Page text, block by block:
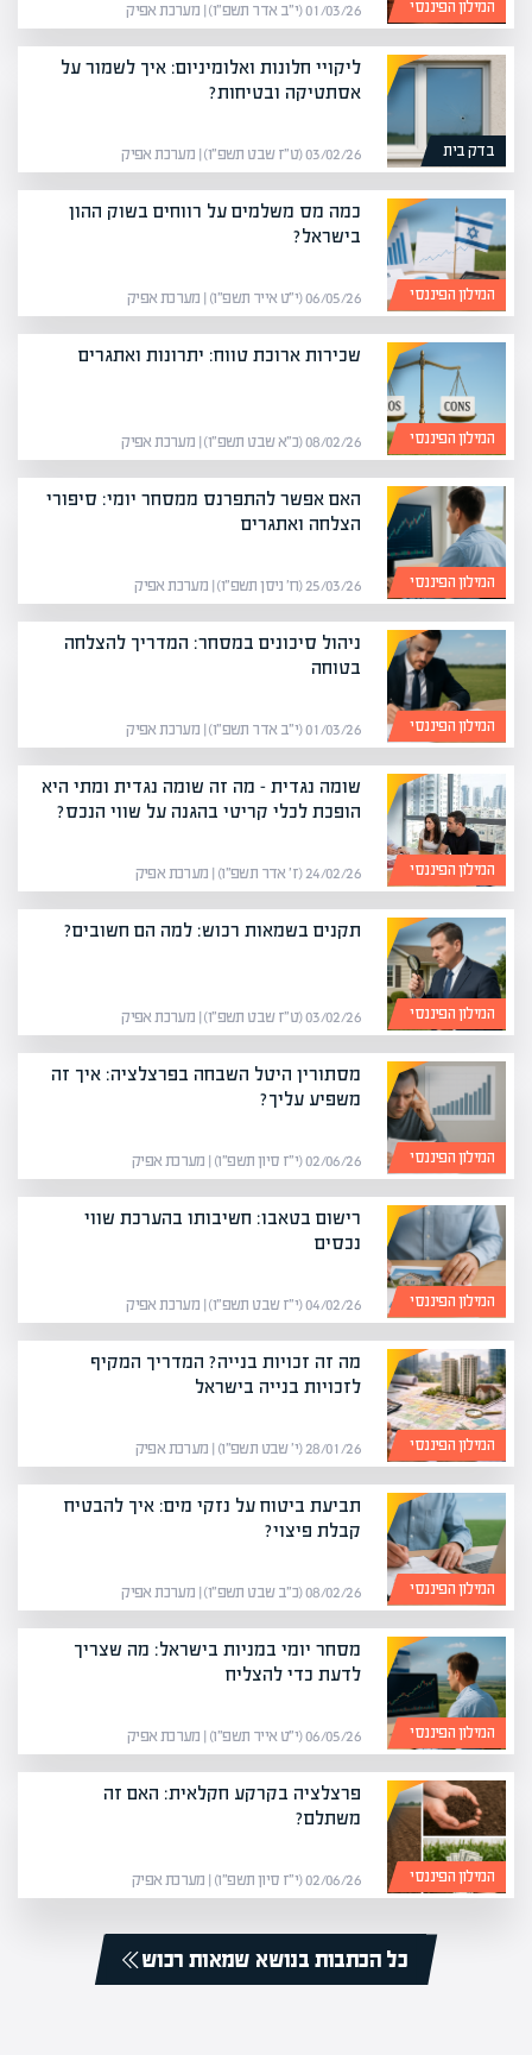
המילון הפיננסי 01/03/26 (י״ב אדר תשפ״ו) | מערכת אפיק
בדק בית
ליקויי חלונות ואלומיניום: איך לשמור על
אסתטיקה ובטיחות?
03/02/26 (ט״ז שבט תשפ״ו) | מערכת אפיק
המילון הפיננסי
כמה מס משלמים על רווחים בשוק ההון
בישראל?
06/05/26 (י״ט אייר תשפ״ו) | מערכת אפיק
המילון הפיננסי
שכירות ארוכת טווח: יתרונות ואתגרים
08/02/26 (כ״א שבט תשפ״ו) | מערכת אפיק
המילון הפיננסי
האם אפשר להתפרנס ממסחר יומי: סיפורי
הצלחה ואתגרים
25/03/26 (ח׳ ניסן תשפ״ו) | מערכת אפיק
המילון הפיננסי
ניהול סיכונים במסחר: המדריך להצלחה
בטוחה
01/03/26 (י״ב אדר תשפ״ו) | מערכת אפיק
המילון הפיננסי
שומה נגדית – מה זה שומה נגדית ומתי היא
הופכת לכלי קריטי בהגנה על שווי הנכס?
24/02/26 (ז׳ אדר תשפ״ו) | מערכת אפיק
המילון הפיננסי
תקנים בשמאות רכוש: למה הם חשובים?
03/02/26 (ט״ז שבט תשפ״ו) | מערכת אפיק
המילון הפיננסי
מסתורין היטל השבחה בפרצלציה: איך זה
משפיע עליך?
02/06/26 (י״ז סיון תשפ״ו) | מערכת אפיק
המילון הפיננסי
רישום בטאבו: חשיבותו בהערכת שווי
נכסים
04/02/26 (י״ז שבט תשפ״ו) | מערכת אפיק
המילון הפיננסי
מה זה זכויות בנייה? המדריך המקיף
לזכויות בנייה בישראל
28/01/26 (י׳ שבט תשפ״ו) | מערכת אפיק
המילון הפיננסי
תביעת ביטוח על נזקי מים: איך להבטיח
קבלת פיצוי?
08/02/26 (כ״ב שבט תשפ״ו) | מערכת אפיק
המילון הפיננסי
מסחר יומי במניות בישראל: מה שצריך
לדעת כדי להצליח
06/05/26 (י״ט אייר תשפ״ו) | מערכת אפיק
המילון הפיננסי
פרצלציה בקרקע חקלאית: האם זה
משתלם?
02/06/26 (י״ז סיון תשפ״ו) | מערכת אפיק
כל הכתבות בנושא שמאות רכוש